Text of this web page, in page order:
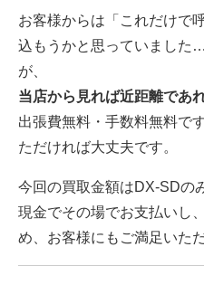
お客様からは「これだけで
込もうかと思っていました
が、
当店から見れば近距離であ
出張費無料・手数料無料で
ただければ大丈夫です。
今回の買取金額はDX-SDの
現金でその場でお支払いし
め、お客様にもご満足いた